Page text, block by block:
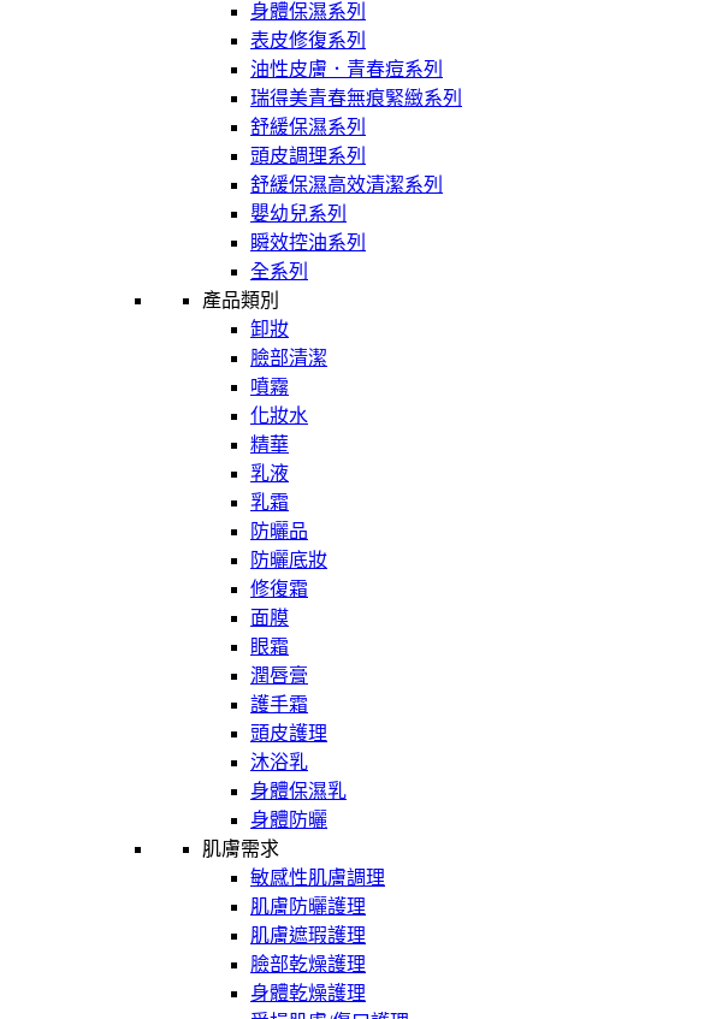
身體保濕系列
表皮修復系列
油性皮膚．青春痘系列
瑞得美青春無痕緊緻系列
舒緩保濕系列
頭皮調理系列
舒緩保濕高效清潔系列
嬰幼兒系列
瞬效控油系列
全系列
產品類別
卸妝
臉部清潔
噴霧
化妝水
精華
乳液
乳霜
防曬品
防曬底妝
修復霜
面膜
眼霜
潤唇膏
護手霜
頭皮護理
沐浴乳
身體保濕乳
身體防曬
肌膚需求
敏感性肌膚調理
肌膚防曬護理
肌膚遮瑕護理
臉部乾燥護理
身體乾燥護理